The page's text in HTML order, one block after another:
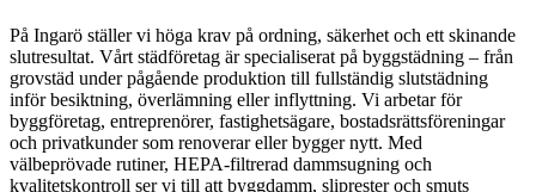
På Ingarö ställer vi höga krav på ordning, säkerhet och ett skinande
slutresultat. Vårt städföretag är specialiserat på byggstädning – från
grovstäd under pågående produktion till fullständig slutstädning
inför besiktning, överlämning eller inflyttning. Vi arbetar för
byggföretag, entreprenörer, fastighetsägare, bostadsrättsföreningar
och privatkunder som renoverar eller bygger nytt. Med
välbeprövade rutiner, HEPA-filtrerad dammsugning och
kvalitetskontroll ser vi till att byggdamm, sliprester och smuts